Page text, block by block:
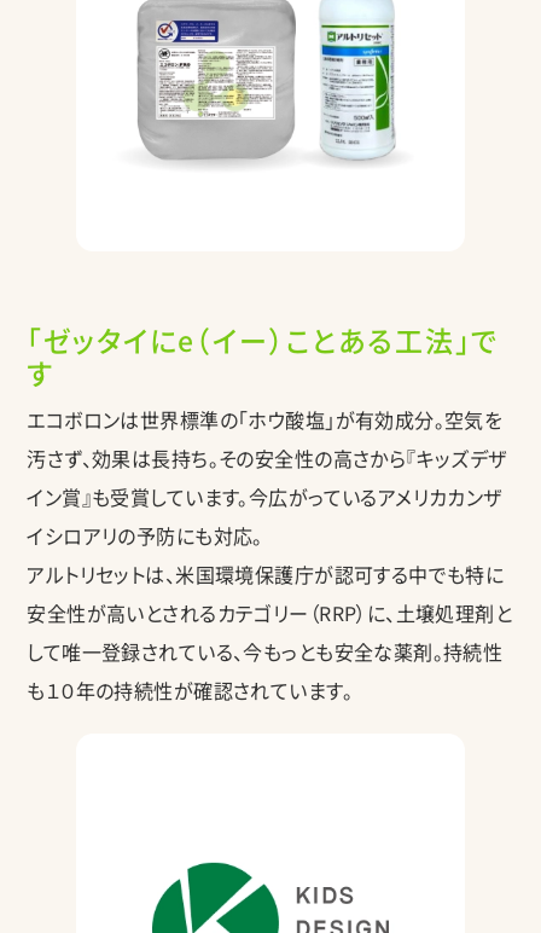
「ゼッタイにe（イー）ことある工法」で
す
エコボロンは世界標準の「ホウ酸塩」が有効成分。空気を
汚さず、効果は長持ち。その安全性の高さから『キッズデザ
イン賞』も受賞しています。今広がっているアメリカカンザ
イシロアリの予防にも対応。
アルトリセットは、米国環境保護庁が認可する中でも特に
安全性が高いとされるカテゴリー（RRP）に、土壌処理剤と
して唯一登録されている、今もっとも安全な薬剤。持続性
も１０年の持続性が確認されています。